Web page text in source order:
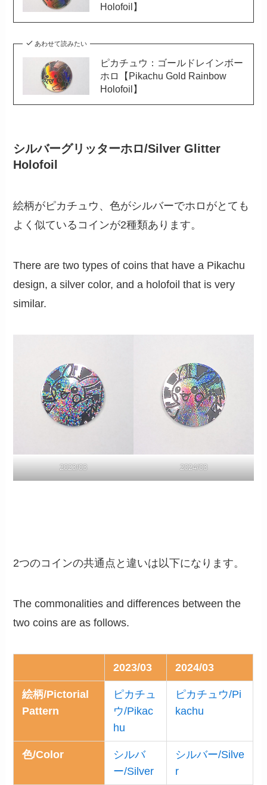
Holofoil】
あわせて読みたい
ピカチュウ：ゴールドレインボー
ホロ【Pikachu Gold Rainbow
Holofoil】
シルバーグリッターホロ/Silver Glitter
Holofoil
絵柄がピカチュウ、色がシルバーでホロがとても
よく似ているコインが2種類あります。
There are two types of coins that have a Pikachu
design, a silver color, and a holofoil that is very
similar.
2023/03 2024/03
2つのコインの共通点と違いは以下になります。
The commonalities and differences between the
two coins are as follows.
2023/03 2024/03
絵柄/Pictorial
Pattern
ピカチュ
ウ/Pikac
hu
ピカチュウ/Pi
kachu
色/Color
シルバ
ー/Silver
シルバー/Silve
r